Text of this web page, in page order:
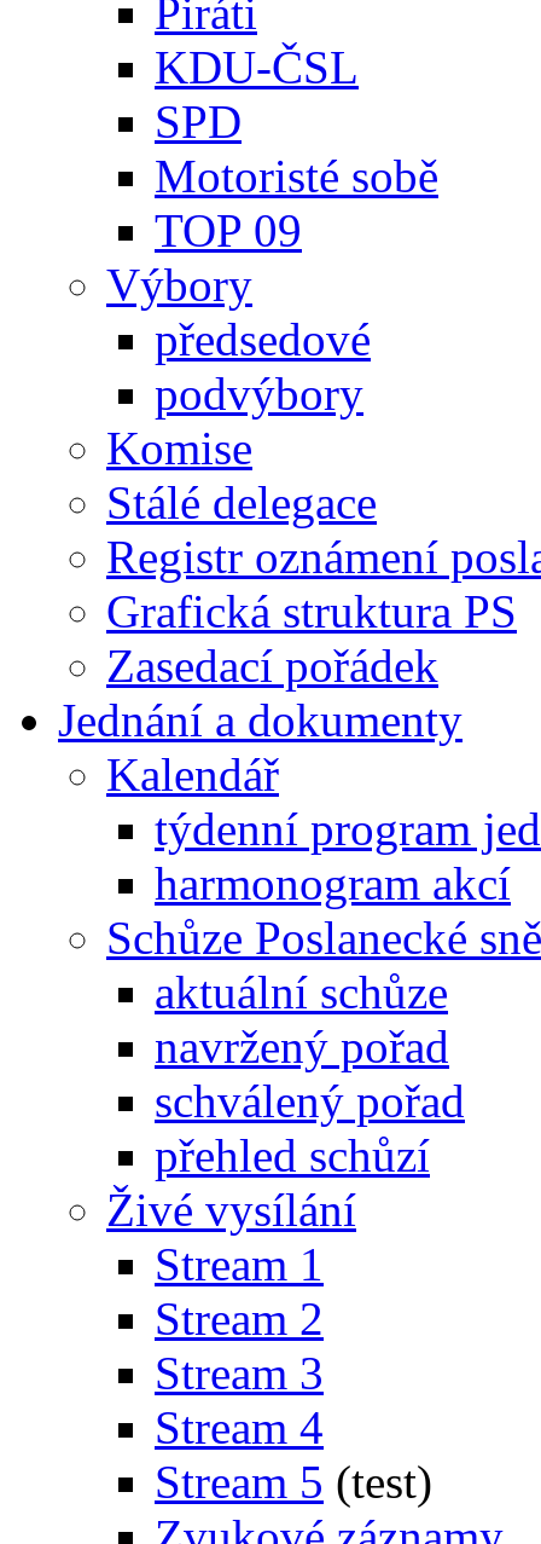
Piráti
KDU-ČSL
SPD
Motoristé sobě
TOP 09
Výbory
předsedové
podvýbory
Komise
Stálé delegace
Registr oznámení
Grafická struktura PS
Zasedací pořádek
Jednání a dokumenty
Kalendář
týdenní program
harmonogram akcí
Schůze Poslanecké
aktuální schůze
navržený pořad
schválený pořad
přehled schůzí
Živé vysílání
Stream 1
Stream 2
Stream 3
Stream 4
Stream 5 (test)